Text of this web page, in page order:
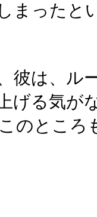
まったと
彼は、ル
げる気が
のところ